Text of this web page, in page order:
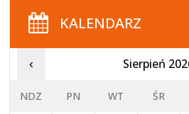
KALENDARZ
‹ Sierpień
NDZ PN WT ŚR